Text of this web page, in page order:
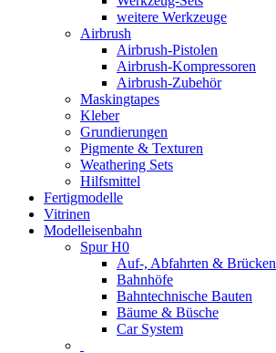
weitere Werkzeuge
Airbrush
Airbrush-Pistolen
Airbrush-Kompressoren
Airbrush-Zubehör
Maskingtapes
Kleber
Grundierungen
Pigmente & Texturen
Weathering Sets
Hilfsmittel
Fertigmodelle
Vitrinen
Modelleisenbahn
Spur H0
Auf-, Abfahrten & Brücken
Bahnhöfe
Bahntechnische Bauten
Bäume & Büsche
Car System